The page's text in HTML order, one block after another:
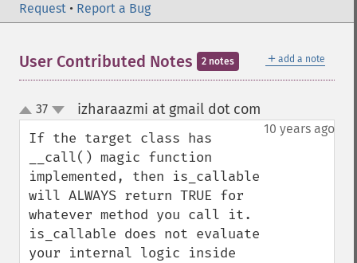
Request • Report a Bug
＋ add a note
User Contributed Notes 2 notes
up
down
37 izharaazmi at gmail dot com
10 years ago
If the target class has
__call() magic function
implemented, then is_callable
will ALWAYS return TRUE for
whatever method you call it.
is_callable does not evaluate
your internal logic inside